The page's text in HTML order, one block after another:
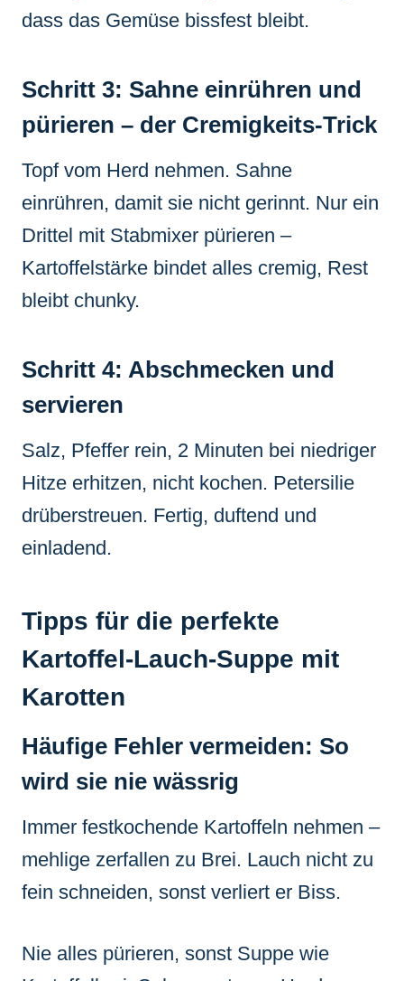
dass das Gemüse bissfest bleibt.
Schritt 3: Sahne einrühren und
pürieren – der Cremigkeits-Trick
Topf vom Herd nehmen. Sahne
einrühren, damit sie nicht gerinnt. Nur ein
Drittel mit Stabmixer pürieren –
Kartoffelstärke bindet alles cremig, Rest
bleibt chunky.
Schritt 4: Abschmecken und
servieren
Salz, Pfeffer rein, 2 Minuten bei niedriger
Hitze erhitzen, nicht kochen. Petersilie
drüberstreuen. Fertig, duftend und
einladend.
Tipps für die perfekte
Kartoffel-Lauch-Suppe mit
Karotten
Häufige Fehler vermeiden: So
wird sie nie wässrig
Immer festkochende Kartoffeln nehmen –
mehlige zerfallen zu Brei. Lauch nicht zu
fein schneiden, sonst verliert er Biss.
Nie alles pürieren, sonst Suppe wie